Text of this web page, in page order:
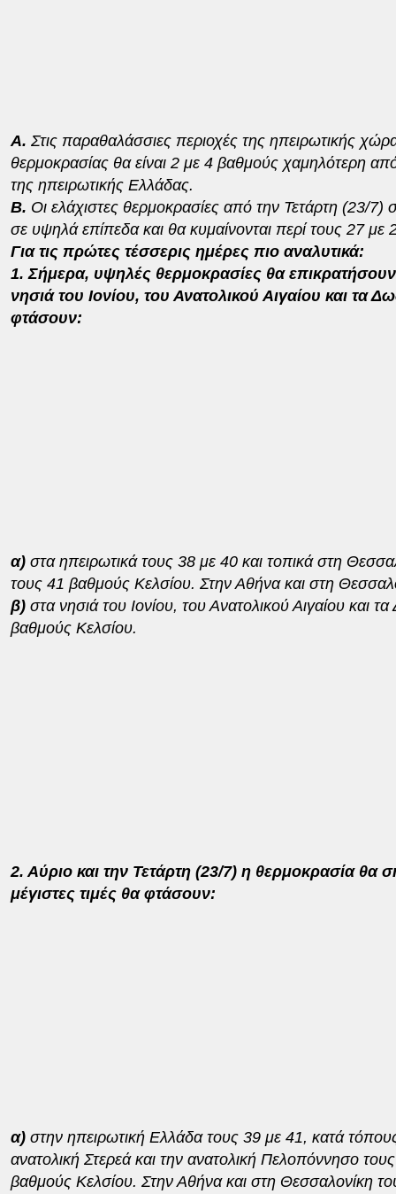
Α. Στις παραθαλάσσιες περιοχές της ηπειρωτικής
θερμοκρασίας θα είναι 2 με 4 βαθμούς χαμηλότερη
της ηπειρωτικής Ελλάδας.
Β. Οι ελάχιστες θερμοκρασίες από την Τετάρτη (23/7)
σε υψηλά επίπεδα και θα κυμαίνονται περί τους 27
Για τις πρώτες τέσσερις ημέρες πιο αναλυτικά:
1. Σήμερα, υψηλές θερμοκρασίες θα
νησιά του Ιονίου, του Ανατολικού Αιγαίου και τα
φτάσουν:
α)στα ηπειρωτικά τους 38 με 40 και τοπικά στη
τους 41 βαθμούς Κελσίου. Στην Αθήνα και στη
β)στα νησιά του Ιονίου, του Ανατολικού Αιγαίου και
βαθμούς Κελσίου.
2. Αύριο και την Τετάρτη (23/7) η θερμοκρασία θα
μέγιστες τιμές θα φτάσουν:
α)στην ηπειρωτική Ελλάδα τους 39 με 41, κατά
ανατολική Στερεά και την ανατολική Πελοπόννησο
βαθμούς Κελσίου. Στην Αθήνα και στη Θεσσαλονίκη